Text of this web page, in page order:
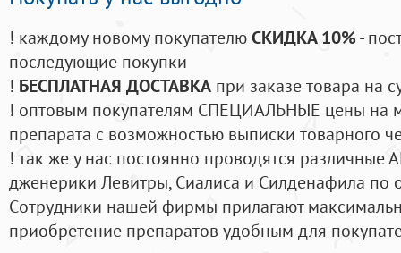
! каждому новому покупателюСКИДКА 10%-
последующие покупки
! БЕСПЛАТНАЯ ДОСТАВКА при заказе товара на
! оптовым покупателям СПЕЦИАЛЬНЫЕ цены на
препарата с возможностью выписки товарного
! так же у нас постоянно проводятся
дженерики Левитры, Сиалиса и Силденафила по
Cотрудники нашей фирмы прилагают
приобретение препаратов удобным для